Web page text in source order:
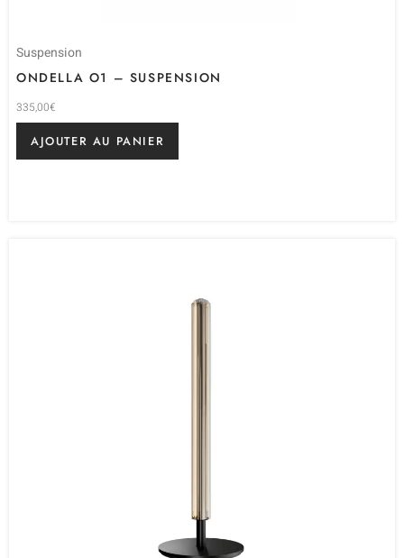
Suspension
ONDELLA O1 – SUSPENSION
335,00€
AJOUTER AU PANIER